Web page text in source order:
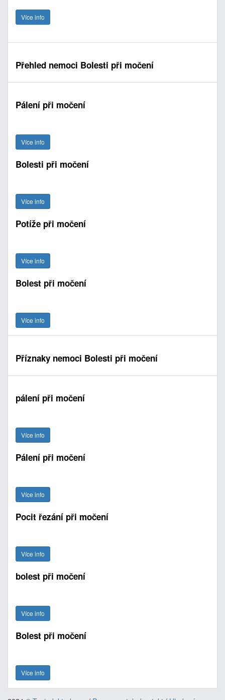
Více info
Přehled nemoci Bolesti při močení
Pálení při močení
Více info
Bolesti při močení
Více info
Potíže při močení
Více info
Bolest při močení
Více info
Příznaky nemoci Bolesti při močení
pálení při močení
Více info
Pálení při močení
Více info
Pocit řezání při močení
Více info
bolest při močení
Více info
Bolest při močení
Více info